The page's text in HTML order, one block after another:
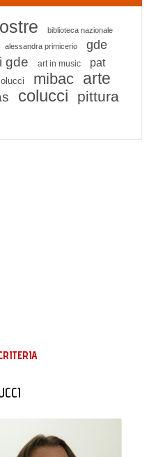
biblioteca nazionale
alessandra primicerio gde
gde art in music
pat
mibac arte
colucci pittura